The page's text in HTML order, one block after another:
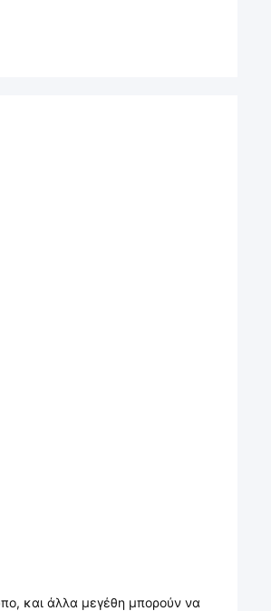
και άλλα μεγέθη μπορούν να